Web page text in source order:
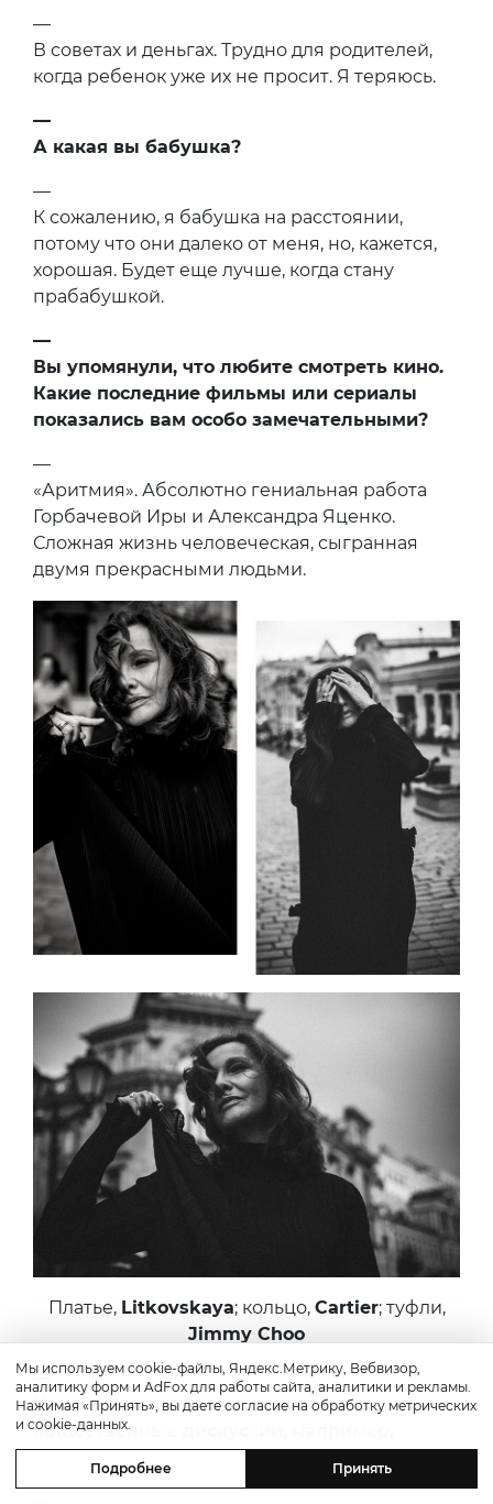
—
В советах и деньгах. Трудно для родителей,
когда ребенок уже их не просит. Я теряюсь.
—
А какая вы бабушка?
—
К сожалению, я бабушка на расстоянии,
потому что они далеко от меня, но, кажется,
хорошая. Будет еще лучше, когда стану
прабабушкой.
—
Вы упомянули, что любите смотреть кино.
Какие последние фильмы или сериалы
показались вам особо замечательными?
—
«Аритмия». Абсолютно гениальная работа
Горбачевой Иры и Александра Яценко.
Сложная жизнь человеческая, сыгранная
двумя прекрасными людьми.
Платье, Litkovskaya; кольцо, Cartier; туфли,
Jimmy Choo
—
Как вы реагируете на популярные
общественные дискуссии, например,
«Москва Собянина — да или нет?»?
Мы используем cookie-файлы, Яндекс.Метрику, Вебвизор,
аналитику форм и AdFox для работы сайта, аналитики и рекламы.
Нажимая «Принять», вы даете согласие на обработку метрических
и cookie-данных.
Подробнее Принять